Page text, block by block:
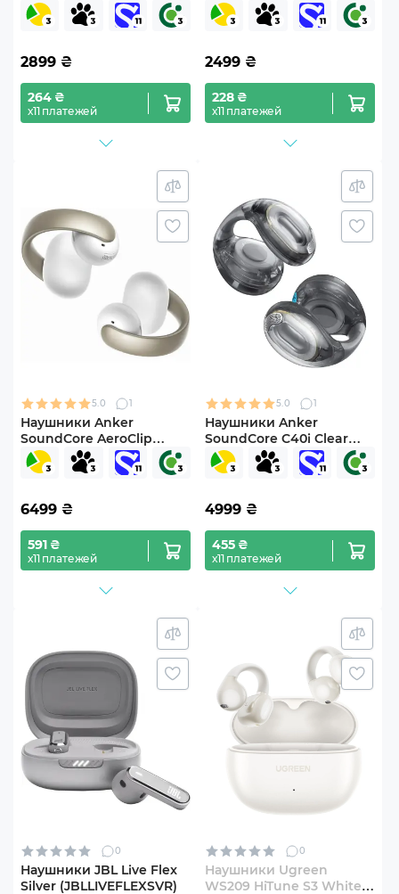
2899 ₴
264 ₴
х11 платежей
2499 ₴
228 ₴
х11 платежей
5.0 1
Наушники Anker
SoundCore AeroClip
White (A3388G21)
6499 ₴
591 ₴
х11 платежей
5.0 1
Наушники Anker
SoundСore C40i Clear
(A3331G01)
4999 ₴
455 ₴
х11 платежей
0
Наушники JBL Live Flex
Silver (JBLLIVEFLEXSVR)
0
Наушники Ugreen
WS209 HiTune S3 White